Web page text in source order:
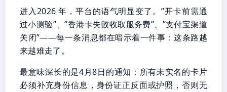
进入2026 年，平台的语气明显变了。”开卡前需通
过小测验”、”香港卡失败收取服务费”、”支付宝渠道
关闭”——每一条消息都在暗示着一件事：这条路越
来越难走了。
最意味深长的是4月8日的通知：所有未实名的卡片
必须补充身份信息，身份证正反面或护照，否则无